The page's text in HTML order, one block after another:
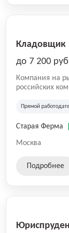
Кладовщик
до 7 200
Компания на
российских
компания
России
на глобальной
SKU,
Прямой
Старая Ферма
Москва
Подробнее